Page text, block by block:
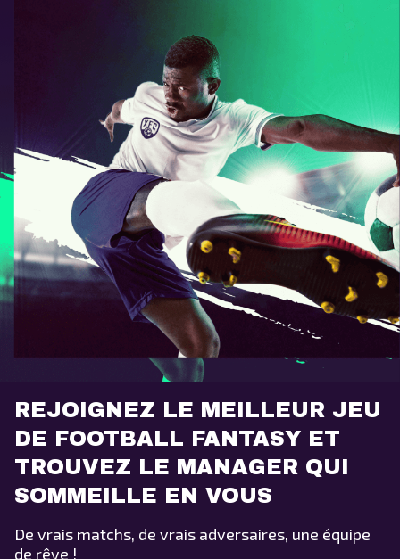
REJOIGNEZ LE MEILLEUR JEU
DE FOOTBALL FANTASY ET
TROUVEZ LE MANAGER QUI
SOMMEILLE EN VOUS
De vrais matchs, de vrais adversaires, une équipe
de rêve !